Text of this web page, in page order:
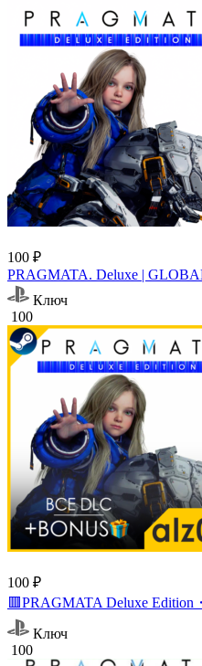
100 ₽
PRAGMATA. Deluxe |
Ключ
100
100 ₽
🟥PRAGMATA Deluxe
Ключ
100